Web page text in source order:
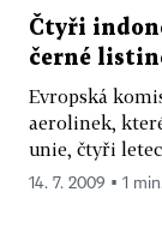
Čtyři
černé
Evropská
aerolinek,
unie, čtyři
14. 7. 2009 ▪ 1